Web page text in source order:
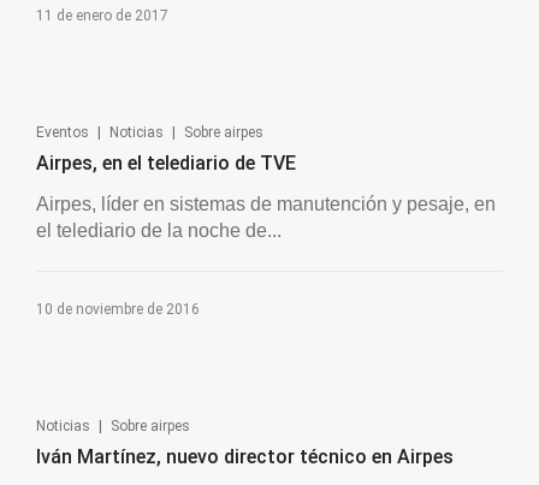
11 de enero de 2017
Eventos | Noticias | Sobre airpes
Airpes, en el telediario de TVE
Airpes, líder en sistemas de manutención y pesaje, en
el telediario de la noche de...
10 de noviembre de 2016
Noticias | Sobre airpes
Iván Martínez, nuevo director técnico en Airpes